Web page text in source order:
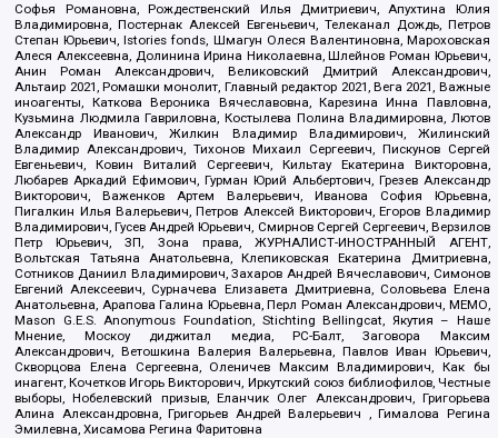
Софья Романовна, Рождественский Илья Дмитриевич, Апухтина Юлия
Владимировна, Постернак Алексей Евгеньевич, Телеканал Дождь, Петров
Степан Юрьевич, Istories fonds, Шмагун Олеся Валентиновна, Мароховская
Алеся Алексеевна, Долинина Ирина Николаевна, Шлейнов Роман Юрьевич,
Анин Роман Александрович, Великовский Дмитрий Александрович,
Альтаир 2021, Ромашки монолит, Главный редактор 2021, Вега 2021, Важные
иноагенты, Каткова Вероника Вячеславовна, Карезина Инна Павловна,
Кузьмина Людмила Гавриловна, Костылева Полина Владимировна, Лютов
Александр Иванович, Жилкин Владимир Владимирович, Жилинский
Владимир Александрович, Тихонов Михаил Сергеевич, Пискунов Сергей
Евгеньевич, Ковин Виталий Сергеевич, Кильтау Екатерина Викторовна,
Любарев Аркадий Ефимович, Гурман Юрий Альбертович, Грезев Александр
Викторович, Важенков Артем Валерьевич, Иванова София Юрьевна,
Пигалкин Илья Валерьевич, Петров Алексей Викторович, Егоров Владимир
Владимирович, Гусев Андрей Юрьевич, Смирнов Сергей Сергеевич, Верзилов
Петр Юрьевич, ЗП, Зона права, ЖУРНАЛИСТ-ИНОСТРАННЫЙ АГЕНТ,
Вольтская Татьяна Анатольевна, Клепиковская Екатерина Дмитриевна,
Сотников Даниил Владимирович, Захаров Андрей Вячеславович, Симонов
Евгений Алексеевич, Сурначева Елизавета Дмитриевна, Соловьева Елена
Анатольевна, Арапова Галина Юрьевна, Перл Роман Александрович, МЕМО,
Mason G.E.S. Anonymous Foundation, Stichting Bellingcat, Якутия – Наше
Мнение, Москоу диджитал медиа, РС-Балт, Заговора Максим
Александрович, Ветошкина Валерия Валерьевна, Павлов Иван Юрьевич,
Скворцова Елена Сергеевна, Оленичев Максим Владимирович, Как бы
инагент, Кочетков Игорь Викторович, Иркутский союз библиофилов, Честные
выборы, Нобелевский призыв, Еланчик Олег Александрович, Григорьева
Алина Александровна, Григорьев Андрей Валерьевич , Гималова Регина
Эмилевна, Хисамова Регина Фаритовна